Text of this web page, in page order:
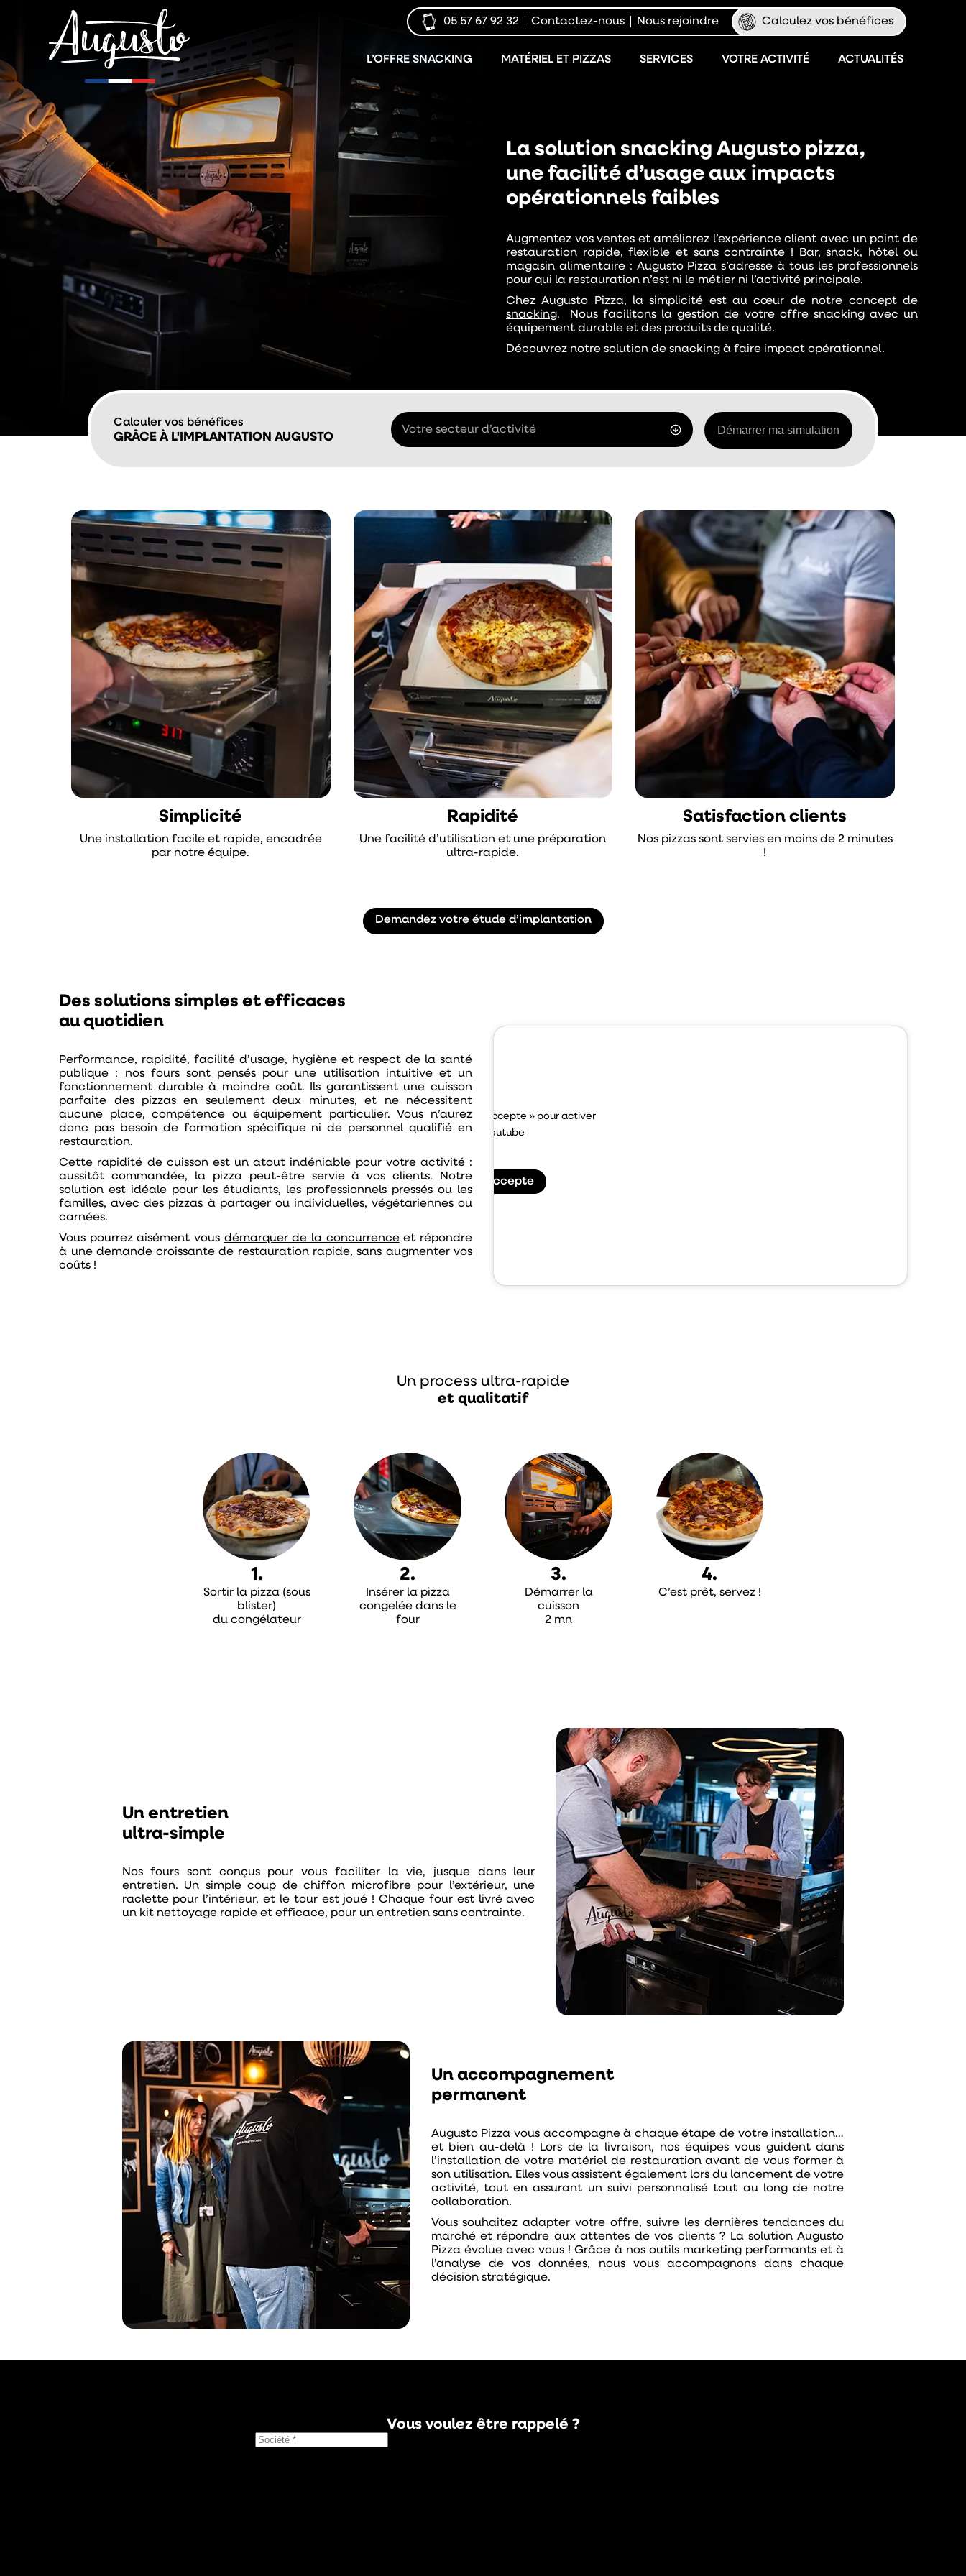
05 57 67 92 32 Contactez-nous Nous rejoindre Calculez vos bénéfices
L’OFFRE SNACKING MATÉRIEL ET PIZZAS SERVICES VOTRE ACTIVITÉ ACTUALITÉS
La solution snacking Augusto pizza,
une facilité d’usage aux impacts
opérationnels faibles
Augmentez vos ventes et améliorez l’expérience client avec un point de
restauration rapide, flexible et sans contrainte ! Bar, snack, hôtel ou
magasin alimentaire : Augusto Pizza s’adresse à tous les professionnels
pour qui la restauration n’est ni le métier ni l’activité principale.
Chez Augusto Pizza, la simplicité est au cœur de notre concept de
snacking. Nous facilitons la gestion de votre offre snacking avec un
équipement durable et des produits de qualité.
Découvrez notre solution de snacking à faire impact opérationnel.
Calculer vos bénéfices
GRÂCE À L'IMPLANTATION AUGUSTO
Votre secteur d’activité
Simplicité
Une installation facile et rapide, encadrée
par notre équipe.
Rapidité
Une facilité d’utilisation et une préparation
ultra-rapide.
Satisfaction clients
Nos pizzas sont servies en moins de 2 minutes
!
Demandez votre étude d’implantation
Des solutions simples et efficaces
au quotidien
Performance, rapidité, facilité d’usage, hygiène et respect de la santé
publique :
nos fours sont pensés pour une utilisation intuitive et un
fonctionnement durable à moindre coût. Ils garantissent une cuisson
parfaite des pizzas en seulement deux minutes, et ne nécessitent
aucune place, compétence ou équipement particulier. Vous n’aurez
donc pas besoin de formation spécifique ni de personnel qualifié en
restauration.
Cette rapidité de cuissonest un atout indéniable pour votre activité :
aussitôt commandée, la pizza peut-être servie à vos clients. Notre
solution est idéale pour les étudiants, les professionnels pressés ou les
familles, avec des pizzas à partager ou individuelles, végétariennes ou
carnées.
Vous pourrez aisément vous démarquer de la concurrenceet répondre
à une demande croissante de restauration rapide, sans augmenter vos
coûts !
Cliquez sur « J’accepte » pour activer
Youtube
Politique de cookies
J’accepte
Un process ultra-rapide
et qualitatif
1.
Sortir la pizza (sous
blister)
du congélateur
2.
Insérer la pizza
congelée dans le
four
3.
Démarrer la
cuisson
2 mn
4.
C’est prêt, servez !
Un entretien
ultra-simple
Nos fours sont conçus pour vous faciliter la vie, jusque dans leur
entretien. Un simple coup de chiffon microfibre pour l’extérieur, une
raclette pour l’intérieur, et le tour est joué ! Chaque four est livré avec
un kit nettoyage rapide et efficace, pour un entretien sans contrainte.
Un accompagnement
permanent
Augusto Pizza vous accompagneà chaque étape de votre installation…
et bien au-delà ! Lors de la livraison, nos équipes vous guident dans
l’installation de votre matériel de restaurationavant de vous formerà
son utilisation. Elles vous assistent également lors du lancement de votre
activité, tout en assurant un suivi personnalisé tout au long de notre
collaboration.
Vous souhaitez adapter votre offre, suivre les dernières tendances du
marché et répondre aux attentes de vos clients ? La solution Augusto
Pizza évolue avec vous ! Grâce à nos outils marketing performants et à
l’analyse de vos données, nous vous accompagnons dans chaque
décision stratégique.
Vous voulez être rappelé ?